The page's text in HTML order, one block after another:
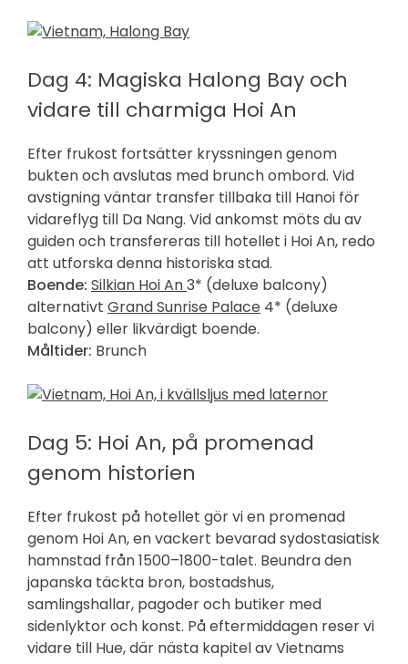
Dag 4: Magiska Halong Bay och
vidare till charmiga Hoi An
Efter frukost fortsätter kryssningen genom
bukten och avslutas med brunch ombord. Vid
avstigning väntar transfer tillbaka till Hanoi för
vidareflyg till Da Nang. Vid ankomst möts du av
guiden och transfereras till hotellet i Hoi An, redo
att utforska denna historiska stad.
Boende: Silkian Hoi An3* (deluxe balcony)
alternativt Grand Sunrise Palace 4* (deluxe
balcony) eller likvärdigt boende.
Måltider: Brunch
Dag 5: Hoi An, på promenad
genom historien
Efter frukost på hotellet gör vi en promenad
genom Hoi An, en vackert bevarad sydostasiatisk
hamnstad från 1500–1800-talet. Beundra den
japanska täckta bron, bostadshus,
samlingshallar, pagoder och butiker med
sidenlyktor och konst. På eftermiddagen reser vi
vidare till Hue, där nästa kapitel av Vietnams